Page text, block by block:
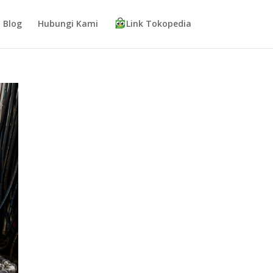
Blog Hubungi Kami Link Tokopedia